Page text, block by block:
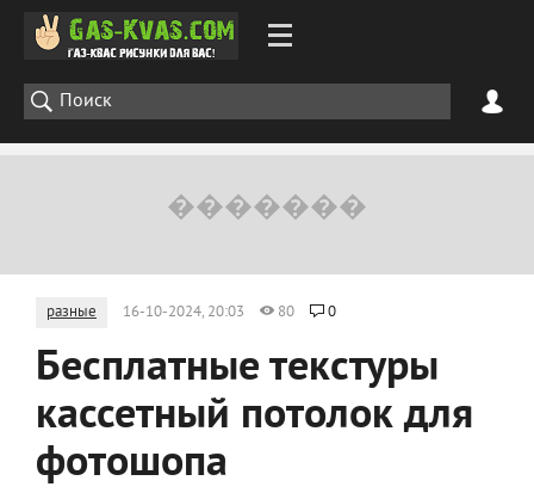
разные 16-10-2024, 20:03 80 0
Бесплатные текстуры
кассетный потолок для
фотошопа